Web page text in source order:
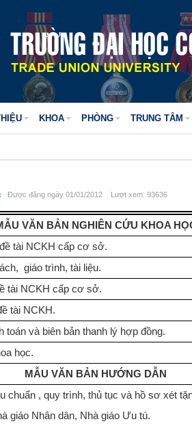
KHOA PHÒNG TRUNG TÂM
Được đăng ngày 01/01/2012 Lượt xem: 93636
VĂN BẢN NGHIÊN CỨU KHOA
tài NCKH cấp cơ sở.
giáo trình, tài liệu.
tài NCKH cấp cơ sở.
tài NCKH.
toán và biên bản thanh lý hợp đồng.
học.
MẪU VĂN BẢN HƯỚNG DẪN
chuẩn , quy trình, thủ tục và hồ sơ xét
giáo Nhân dân, Nhà giáo Ưu tú.